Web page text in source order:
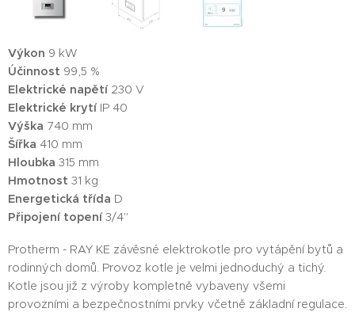
Výkon 9 kW
Účinnost 99,5 %
Elektrické napětí230 V
Elektrické krytíIP 40
Výška 740 mm
Šířka 410 mm
Hloubka 315 mm
Hmotnost 31 kg
Energetická třída D
Připojení topení3/4"
Protherm - RAY KE závěsné elektrokotle pro vytápění bytů a
rodinných domů. Provoz kotle je velmi jednoduchý a tichý.
Kotle jsou již z výroby kompletně vybaveny všemi
provozními a bezpečnostními prvky včetně základní regulace.